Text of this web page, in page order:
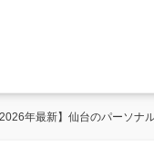
2026年最新】仙台のパーソナ